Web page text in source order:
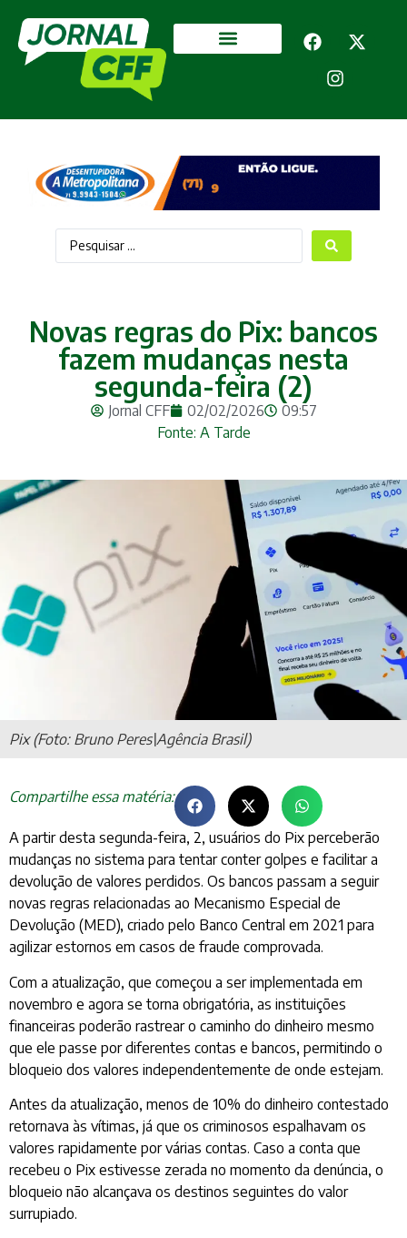
Novas regras do Pix: bancos
fazem mudanças nesta
segunda-feira (2)
Jornal CFF 02/02/2026
09:57
Fonte: A Tarde
Pix (Foto: Bruno Peres\Agência Brasil)
Compartilhe essa matéria:
A partir desta segunda-feira, 2, usuários do Pix perceberão
mudanças no sistema para tentar conter golpes e facilitar a
devolução de valores perdidos. Os bancos passam a seguir
novas regras relacionadas ao Mecanismo Especial de
Devolução (MED), criado pelo Banco Central em 2021 para
agilizar estornos em casos de fraude comprovada.
Com a atualização, que começou a ser implementada em
novembro e agora se torna obrigatória, as instituições
financeiras poderão rastrear o caminho do dinheiro mesmo
que ele passe por diferentes contas e bancos, permitindo o
bloqueio dos valores independentemente de onde estejam.
Antes da atualização, menos de 10% do dinheiro contestado
retornava às vítimas, já que os criminosos espalhavam os
valores rapidamente por várias contas. Caso a conta que
recebeu o Pix estivesse zerada no momento da denúncia, o
bloqueio não alcançava os destinos seguintes do valor
surrupiado.